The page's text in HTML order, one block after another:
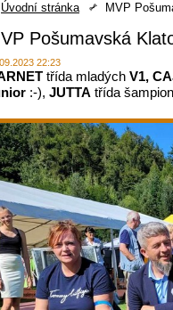
Úvodní stránka MVP
Pošumavská
22:23
třída mladých V1,
:-), JUTTA třída